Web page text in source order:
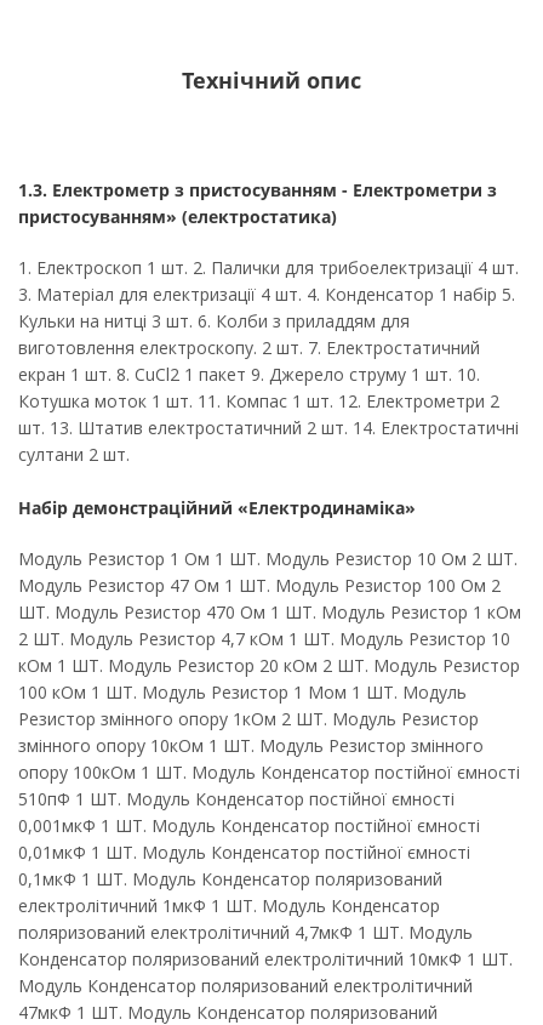
Технічний опис
1.3. Електрометр з пристосуванням - Електрометри з
пристосуванням» (електростатика)
1. Електроскоп 1 шт. 2. Палички для трибоелектризації 4 шт.
3. Матеріал для електризації 4 шт. 4. Конденсатор 1 набір 5.
Кульки на нитці 3 шт. 6. Колби з приладдям для
виготовлення електроскопу. 2 шт. 7. Електростатичний
екран 1 шт. 8. CuCl2 1 пакет 9. Джерело струму 1 шт. 10.
Котушка моток 1 шт. 11. Компас 1 шт. 12. Електрометри 2
шт. 13. Штатив електростатичний 2 шт. 14. Електростатичні
султани 2 шт.
Набір демонстраційний «Електродинаміка»
Модуль Резистор 1 Ом 1 ШТ. Модуль Резистор 10 Ом 2 ШТ.
Модуль Резистор 47 Ом 1 ШТ. Модуль Резистор 100 Ом 2
ШТ. Модуль Резистор 470 Ом 1 ШТ. Модуль Резистор 1 кОм
2 ШТ. Модуль Резистор 4,7 кОм 1 ШТ. Модуль Резистор 10
кОм 1 ШТ. Модуль Резистор 20 кОм 2 ШТ. Модуль Резистор
100 кОм 1 ШТ. Модуль Резистор 1 Мом 1 ШТ. Модуль
Резистор змінного опору 1кОм 2 ШТ. Модуль Резистор
змінного опору 10кОм 1 ШТ. Модуль Резистор змінного
опору 100кОм 1 ШТ. Модуль Конденсатор постійної ємності
510пФ 1 ШТ. Модуль Конденсатор постійної ємності
0,001мкФ 1 ШТ. Модуль Конденсатор постійної ємності
0,01мкФ 1 ШТ. Модуль Конденсатор постійної ємності
0,1мкФ 1 ШТ. Модуль Конденсатор поляризований
електролітичний 1мкФ 1 ШТ. Модуль Конденсатор
поляризований електролітичний 4,7мкФ 1 ШТ. Модуль
Конденсатор поляризований електролітичний 10мкФ 1 ШТ.
Модуль Конденсатор поляризований електролітичний
47мкФ 1 ШТ. Модуль Конденсатор поляризований